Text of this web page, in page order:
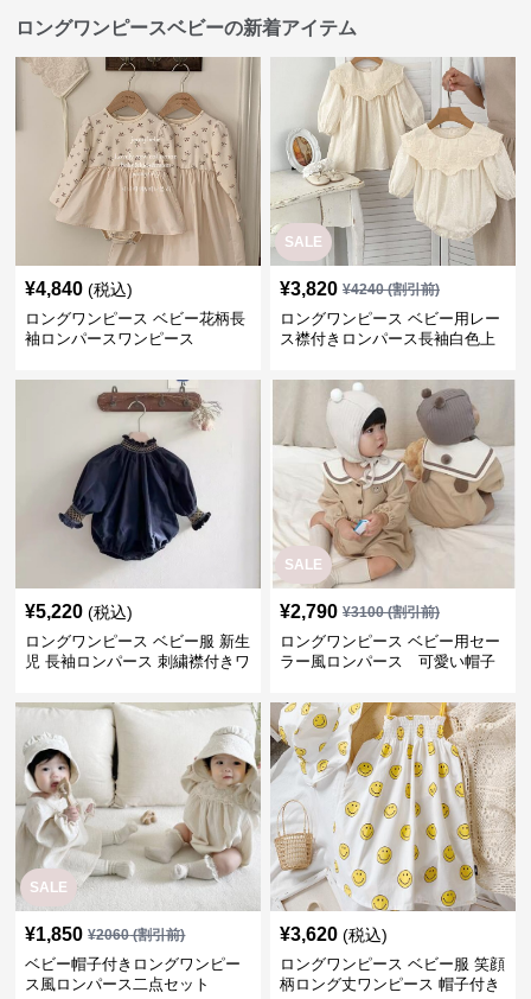
ロングワンピースベビーの新着アイテム
¥4,840 (税込)
ロングワンピース ベビー花柄長
袖ロンパースワンピース
SALE
¥3,820 ¥4240(割引前)
ロングワンピース ベビー用レー
ス襟付きロンパース長袖白色上
¥5,220 (税込)
ロングワンピース ベビー服 新生
児 長袖ロンパース 刺繍襟付きワ
SALE
¥2,790 ¥3100(割引前)
ロングワンピース ベビー用セー
ラー風ロンパース 可愛い帽子
SALE
¥1,850 ¥2060(割引前)
ベビー帽子付きロングワンピー
ス風ロンパース二点セット
¥3,620 (税込)
ロングワンピース ベビー服 笑顔
柄ロング丈ワンピース 帽子付き